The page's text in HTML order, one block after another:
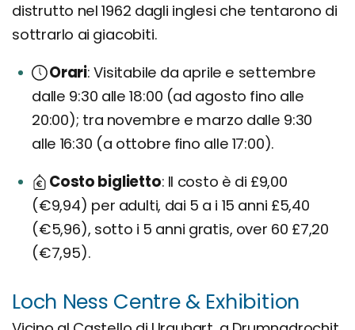
distrutto nel 1962 dagli inglesi che tentarono di
sottrarlo ai giacobiti.
Orari Visitabile da aprile e settembre
dalle 9:30 alle 18:00 (ad agosto fino alle
20:00); tra novembre e marzo dalle 9:30
alle 16:30 (a ottobre fino alle 17:00).
Costo biglietto Il costo è di £9,00
(€9,94) per adulti, dai 5 a i 15 anni £5,40
(€5,96), sotto i 5 anni gratis, over 60 £7,20
(€7,95).
Loch Ness Centre & Exhibition